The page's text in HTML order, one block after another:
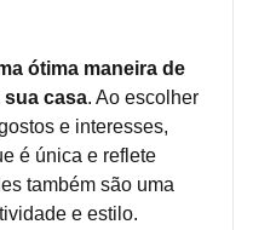
ótima maneira de
casa. Ao escolher
e interesses,
é única e reflete
também são uma
e estilo.